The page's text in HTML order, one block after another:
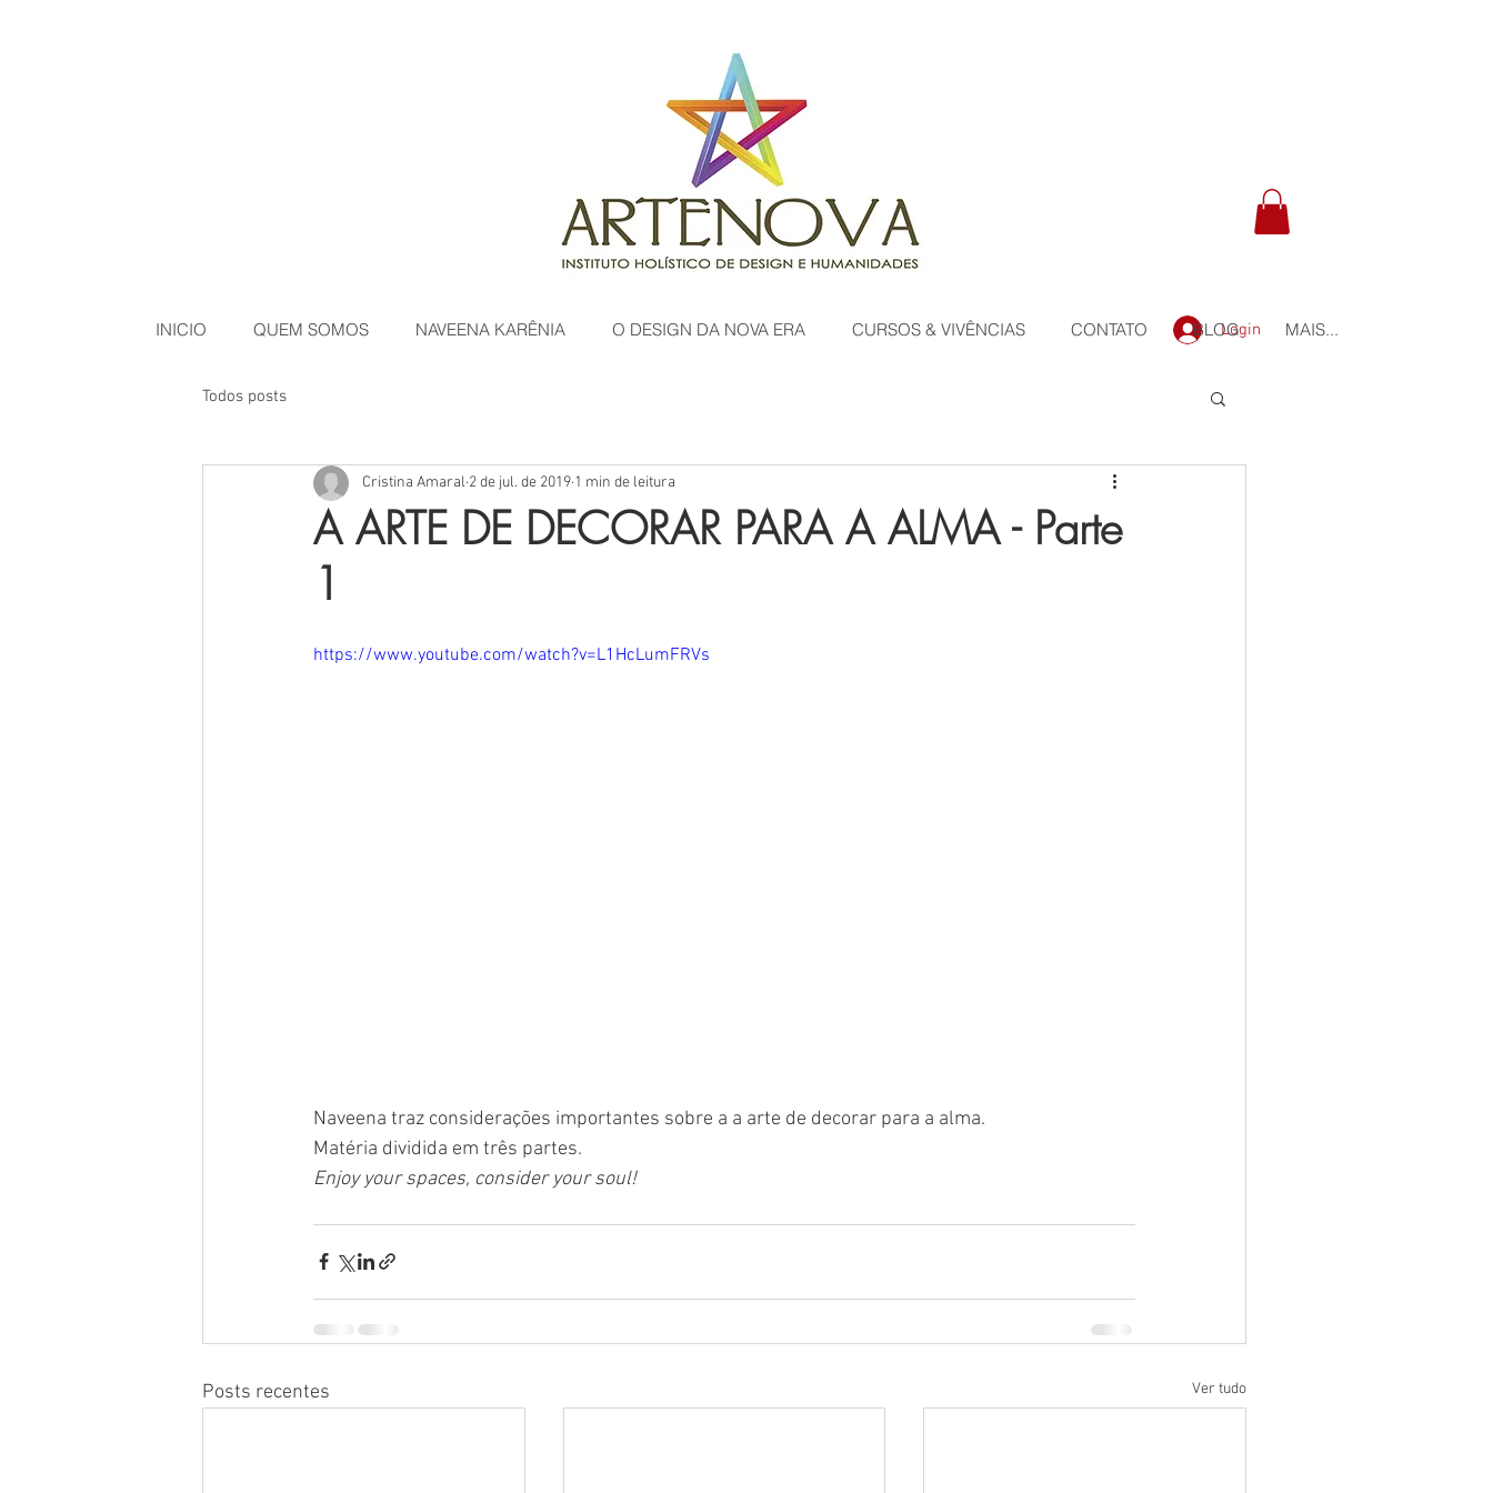
Login
INICIO QUEM SOMOS NAVEENA KARÊNIA O DESIGN DA NOVA ERA CURSOS & VIVÊNCIAS CONTATO BLOG MAIS...
Todos posts
A ARTE DE DECORAR PARA A ALMA - Parte
1
Cristina Amaral 2 de jul. de 2019 1 min de leitura
https://www.youtube.com/watch?v=L1HcLumFRVs
Naveena traz considerações importantes sobre a a arte de decorar para a alma.
Matéria dividida em três partes.
Enjoy your spaces, consider your soul!
Posts recentes Ver tudo